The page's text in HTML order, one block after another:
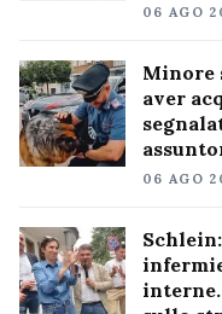
06 AGO
Minore
aver
06 AGO